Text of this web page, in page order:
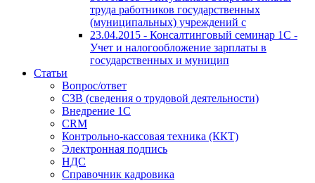
труда работников государственных
(муниципальных) учреждений с
23.04.2015 - Консалтинговый семинар 1С -
Учет и налогообложение зарплаты в
государственных и муницип
Статьи
Вопрос/ответ
СЗВ (сведения о трудовой деятельности)
Внедрение 1С
CRM
Контрольно-кассовая техника (ККТ)
Электронная подпись
НДС
Справочник кадровика